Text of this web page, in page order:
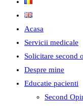
Acasa
Servicii medicale
Solicitare second
Despre mine
Educatie pacienti
Second